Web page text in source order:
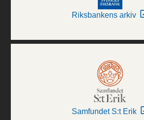
Riksbankens arkiv
Samfundet S:t Erik